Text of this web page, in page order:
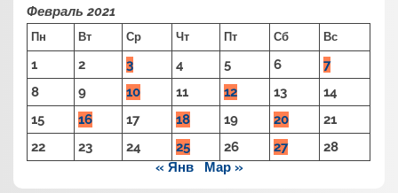
Февраль 2021
Пн Вт Ср Чт Пт Сб Вс
1 2 3 4 5 6
7
8
9 10 11 12 13
14
15
16 17 18 19 20
21
22
23 24 25 26 27
28
« Янв
Мар »